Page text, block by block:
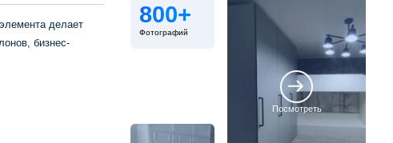
делает
бизнес-
800+
Фотографий
Посмотреть